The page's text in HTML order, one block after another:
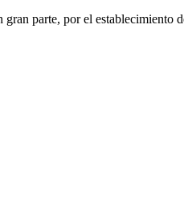
parte, por el establecimiento